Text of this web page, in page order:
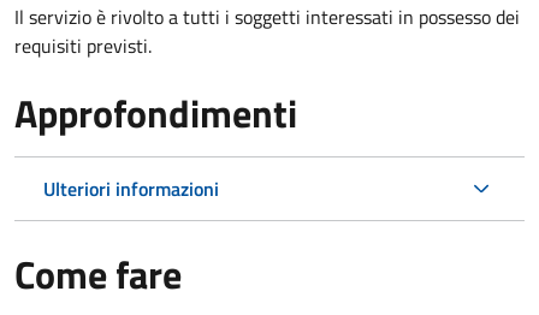
Il servizio è rivolto a tutti i soggetti interessati in possesso dei
requisiti previsti.
Approfondimenti
Ulteriori informazioni
Come fare